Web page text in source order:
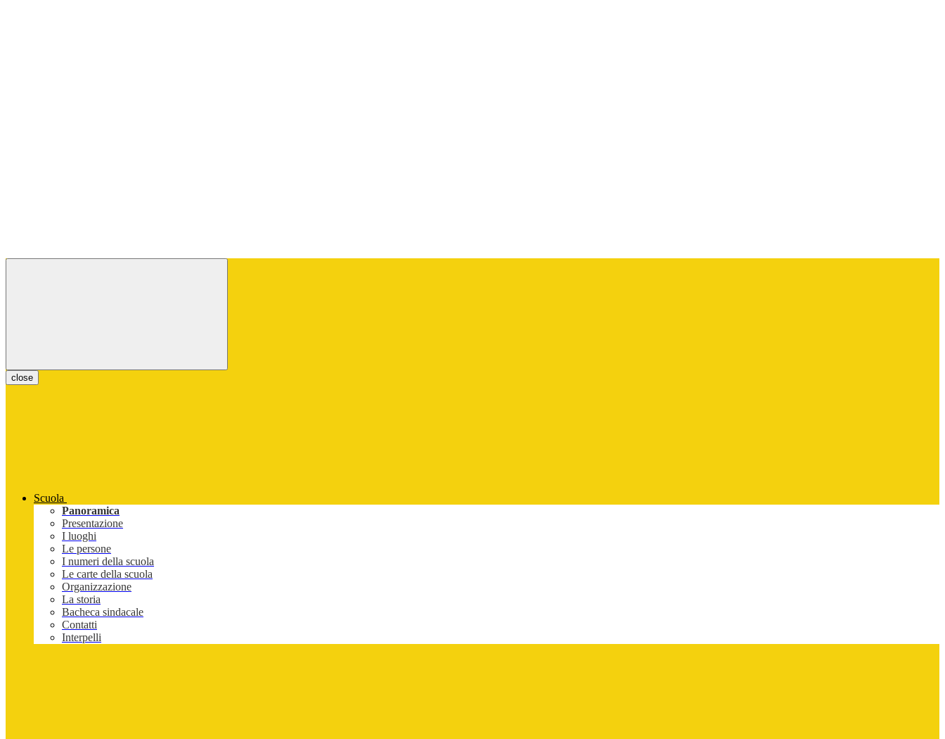
close
Scuola
Panoramica
Presentazione
I luoghi
Le persone
I numeri della scuola
Le carte della scuola
Organizzazione
La storia
Bacheca sindacale
Contatti
Interpelli